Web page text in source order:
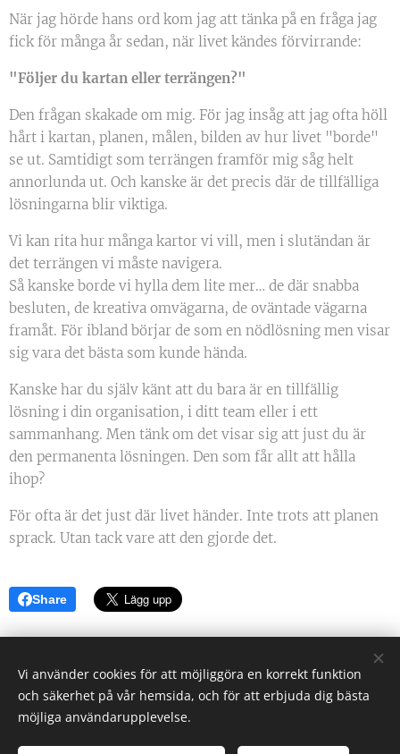
När jag hörde hans ord kom jag att tänka på en fråga jag
fick för många år sedan, när livet kändes förvirrande:
"Följer du kartan eller terrängen?"
Den frågan skakade om mig. För jag insåg att jag ofta höll
hårt i kartan, planen, målen, bilden av hur livet "borde"
se ut. Samtidigt som terrängen framför mig såg helt
annorlunda ut. Och kanske är det precis där de tillfälliga
lösningarna blir viktiga.
Vi kan rita hur många kartor vi vill, men i slutändan är
det terrängen vi måste navigera.
Så kanske borde vi hylla dem lite mer… de där snabba
besluten, de kreativa omvägarna, de oväntade vägarna
framåt. För ibland börjar de som en nödlösning men visar
sig vara det bästa som kunde hända.
Kanske har du själv känt att du bara är en tillfällig
lösning i din organisation, i ditt team eller i ett
sammanhang. Men tänk om det visar sig att just du är
den permanenta lösningen. Den som får allt att hålla
ihop?
För ofta är det just där livet händer. Inte trots att planen
sprack. Utan tack vare att den gjorde det.
Share
Daniel Collin Holgersson - Nya perspektiv!
Alla rättigheter reserverade 2021
Vi använder cookies för att möjliggöra en korrekt funktion
och säkerhet på vår hemsida, och för att erbjuda dig bästa
möjliga användarupplevelse.